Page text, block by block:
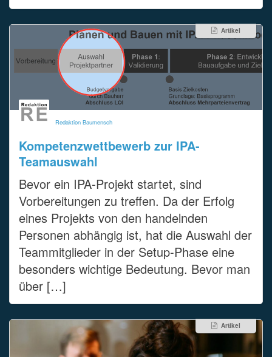
Artikel
Redaktion Baumensch
Kompetenzwettbewerb zur IPA-
Teamauswahl
Bevor ein IPA-Projekt startet, sind
Vorbereitungen zu treffen. Da der Erfolg
eines Projekts von den handelnden
Personen abhängig ist, hat die Auswahl der
Teammitglieder in der Setup-Phase eine
besonders wichtige Bedeutung. Bevor man
über […]
Artikel